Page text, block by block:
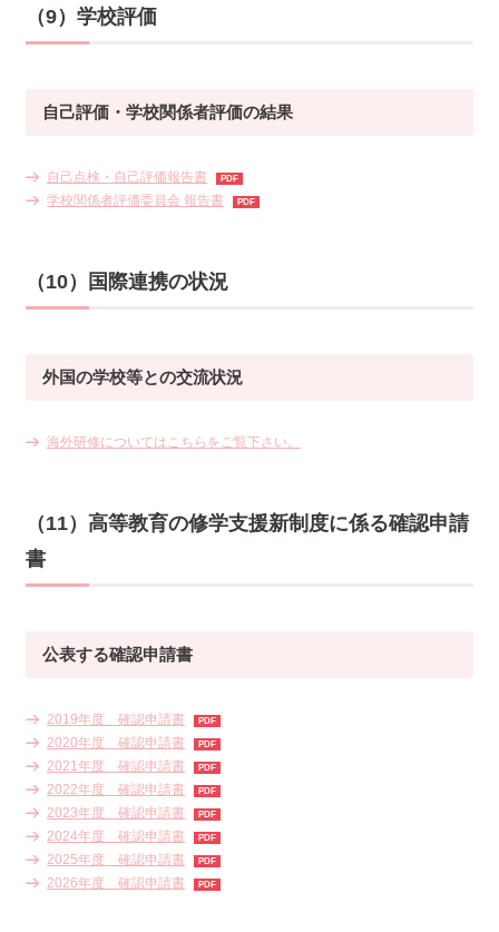
（9）学校評価
自己評価・学校関係者評価の結果
自己点検・自己評価報告書
学校関係者評価委員会 報告書
（10）国際連携の状況
外国の学校等との交流状況
海外研修についてはこちらをご覧下さい。
（11）高等教育の修学支援新制度に係る確認申請
書
公表する確認申請書
2019年度 確認申請書
2020年度 確認申請書
2021年度 確認申請書
2022年度 確認申請書
2023年度 確認申請書
2024年度 確認申請書
2025年度 確認申請書
2026年度 確認申請書